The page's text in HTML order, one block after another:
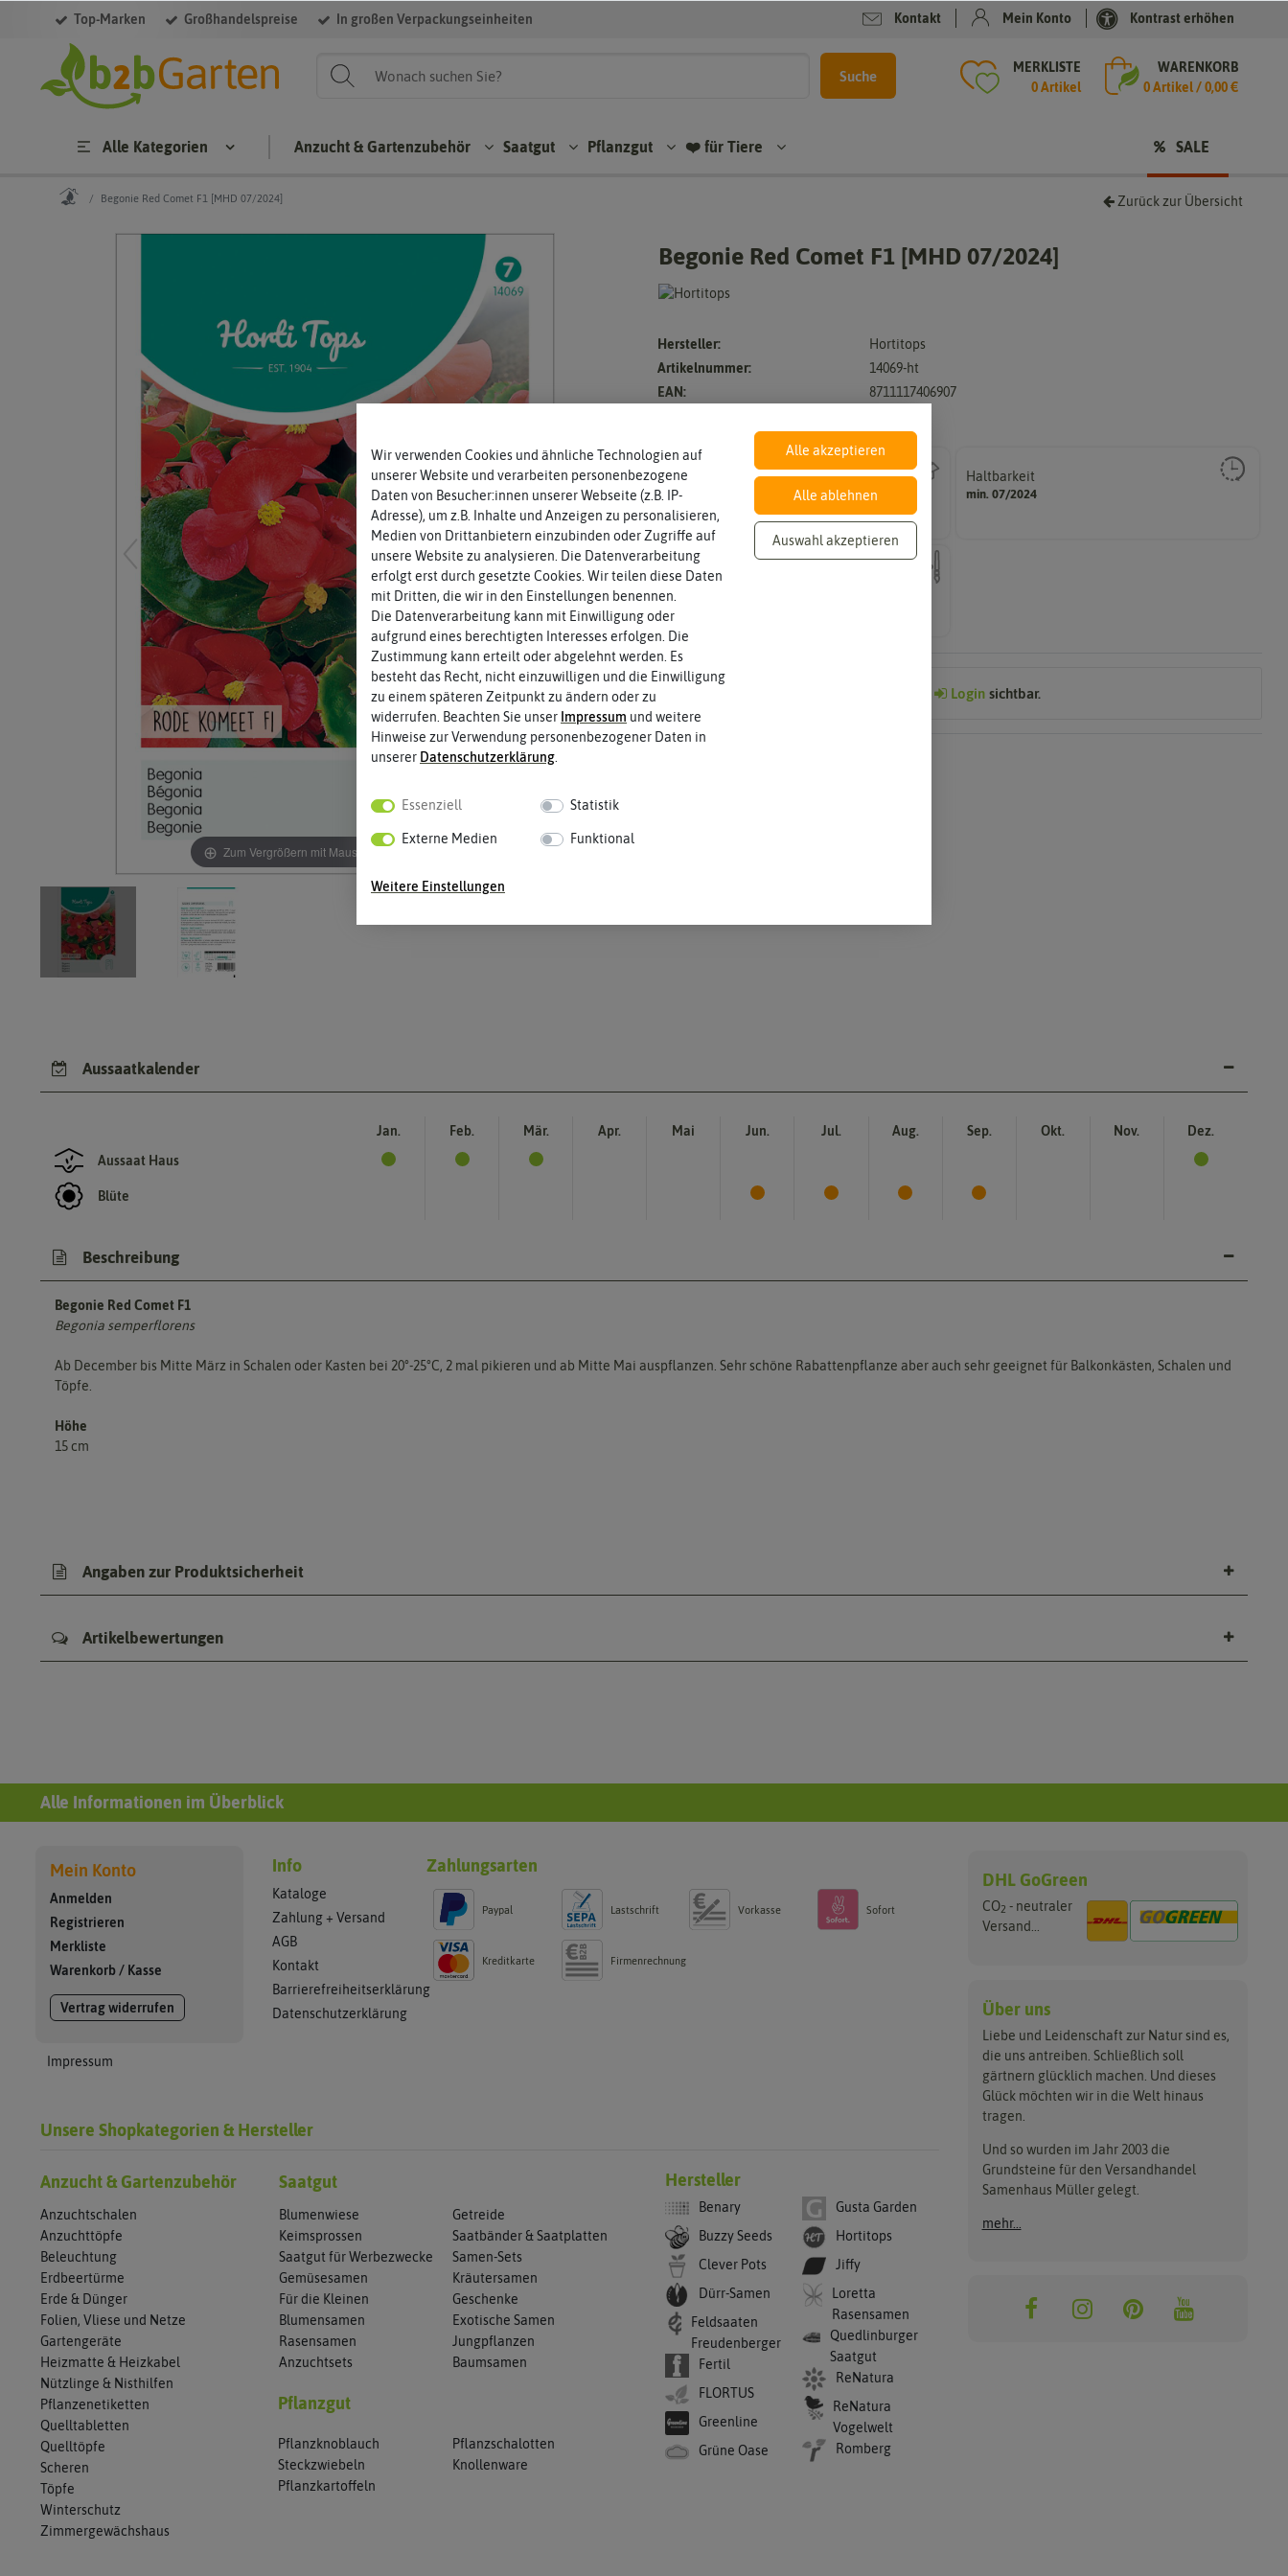
Top-Marken Großhandelspreise In großen Verpackungseinheiten Kontakt Mein Konto Kontrast erhöhen
Suche
MERKLISTE
0 Artikel
WARENKORB
0Artikel /0,00 €
Alle Kategorien Anzucht & Gartenzubehör Saatgut Pflanzgut ❤️ für Tiere SALE
Begonie Red Comet F1 [MHD 07/2024] Zurück zur Übersicht
Zum Vergrößern mit Maus über das Bild fahren
Begonie Red Comet F1 [MHD 07/2024]
Hersteller:
Hortitops
Artikelnummer:
14069-ht
EAN:
8711117406907
Inhalt
700 Korn Wie viel ist enthalten
Haltbarkeit
min. 07/2024
Zeitpunkt, bis zu dem das Saat- und Pflanzgut sehr
gut keimen sollte.
Blütenfarbe
rot
Wie ist die Blüte eingefärbt? Kann auch mehrfarbig
sein.
Loginsichtbar.
Aussaatkalender
Aussaat Haus
Blüte
Jan. Feb. Mär. Apr. Mai Jun. Jul. Aug. Sep. Okt. Nov. Dez.
Beschreibung
Begonie Red Comet F1
Begonia semperflorens
Ab December bis Mitte März in Schalen oder Kasten bei 20°-25°C, 2 mal pikieren und ab Mitte Mai auspflanzen. Sehr schöne Rabattenpflanze aber auch sehr geeignet für Balkonkästen, Schalen und
Töpfe.
Höhe
15 cm
Angaben zur Produktsicherheit
Artikelbewertungen
Alle Informationen im Überblick
Mein Konto
Anmelden
Registrieren
Merkliste
Warenkorb / Kasse
Vertrag widerrufen
Impressum
Info
Kataloge
Zahlung + Versand
AGB
Kontakt
Barrierefreiheitserklärung
Datenschutzerklärung
Zahlungsarten
Paypal Lastschrift Vorkasse Sofort
Kreditkarte Firmenrechnung
Unsere Shopkategorien & Hersteller
Anzucht & Gartenzubehör
Anzuchtschalen
Anzuchttöpfe
Beleuchtung
Erdbeertürme
Erde & Dünger
Folien, Vliese und Netze
Gartengeräte
Heizmatte & Heizkabel
Nützlinge & Nisthilfen
Pflanzenetiketten
Quelltabletten
Quelltöpfe
Scheren
Töpfe
Winterschutz
Zimmergewächshaus
Saatgut
Blumenwiese
Getreide
Keimsprossen
Saatbänder & Saatplatten
Saatgut für Werbezwecke
Samen-Sets
Gemüsesamen
Kräutersamen
Für die Kleinen
Geschenke
Blumensamen
Exotische Samen
Rasensamen
Jungpflanzen
Anzuchtsets
Baumsamen
Pflanzgut
Pflanzknoblauch
Pflanzschalotten
Steckzwiebeln
Knollenware
Pflanzkartoffeln
Hersteller
Benary
Buzzy Seeds
Clever Pots
Dürr-Samen
Feldsaaten
Freudenberger
Fertil
FLORTUS
Greenline
Grüne Oase
Gusta Garden
Hortitops
Jiffy
Loretta
Rasensamen
Quedlinburger
Saatgut
ReNatura
ReNatura
Vogelwelt
Romberg
DHL GoGreen
CO2 - neutraler
Versand...
Über uns
Liebe und Leidenschaft zur Natur sind es,
die uns antreiben. Schließlich soll
gärtnern glücklich machen. Und dieses
Glück möchten wir in die Welt hinaus
tragen.
Und so wurden im Jahr 2003 die
Grundsteine für den Versandhandel
Samenhaus Müller gelegt.
mehr...
Wir verwenden Cookies und ähnliche Technologien auf
unserer Website und verarbeiten personenbezogene
Daten von Besucher:innen unserer Webseite (z.B. IP-
Adresse), um z.B. Inhalte und Anzeigen zu personalisieren,
Medien von Drittanbietern einzubinden oder Zugriffe auf
unsere Website zu analysieren. Die Datenverarbeitung
erfolgt erst durch gesetzte Cookies. Wir teilen diese Daten
mit Dritten, die wir in den Einstellungen benennen.
Die Datenverarbeitung kann mit Einwilligung oder
aufgrund eines berechtigten Interesses erfolgen. Die
Zustimmung kann erteilt oder abgelehnt werden. Es
besteht das Recht, nicht einzuwilligen und die Einwilligung
zu einem späteren Zeitpunkt zu ändern oder zu
widerrufen. Beachten Sie unser Impressum und weitere
Hinweise zur Verwendung personenbezogener Daten in
unserer Daten­schutz­erklärung.
Essenziell Statistik
Externe Medien Funktional
Weitere Einstellungen
Alle akzeptieren
Alle ablehnen
Auswahl akzeptieren